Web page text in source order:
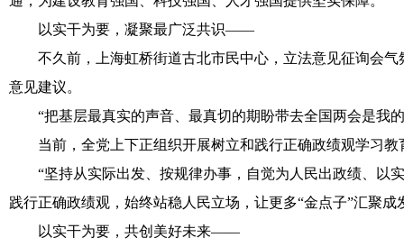
以实干为要，凝聚最广泛共识——
不久前，上海虹桥街道古北市民中心，立法意见征询会气
意见建议。
“把基层最真实的声音、最真切的期盼带去全国两会是我的
当前，全党上下正组织开展树立和践行正确政绩观学习教
“坚持从实际出发、按规律办事，自觉为人民出政绩、以实
践行正确政绩观，始终站稳人民立场，让更多“金点子”汇聚成
以实干为要，共创美好未来——